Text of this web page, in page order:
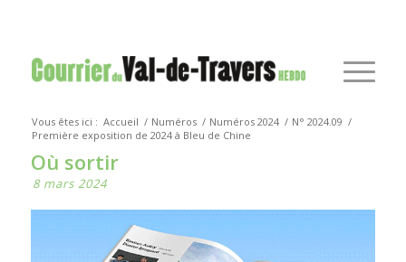
Vous êtes ici : Accueil / Numéros / Numéros 2024 / N° 2024.09 /
Première exposition de 2024 à Bleu de Chine
Où sortir
8 mars 2024